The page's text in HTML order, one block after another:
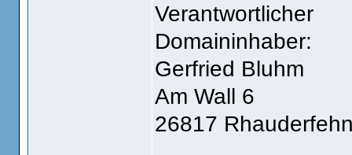
Verantwortlicher
Domaininhaber:
Gerfried Bluhm
Am Wall 6
26817